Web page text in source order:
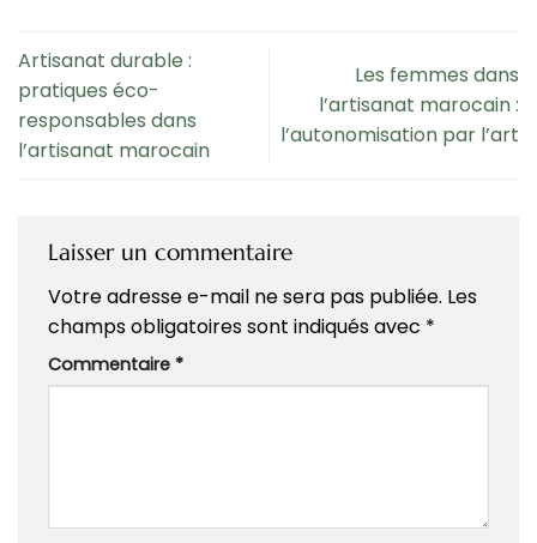
Artisanat durable :
pratiques éco-
responsables dans
l’artisanat marocain
Les femmes dans
l’artisanat marocain :
l’autonomisation par l’art
Laisser un commentaire
Votre adresse e-mail ne sera pas publiée. Les
champs obligatoires sont indiqués avec *
Commentaire *